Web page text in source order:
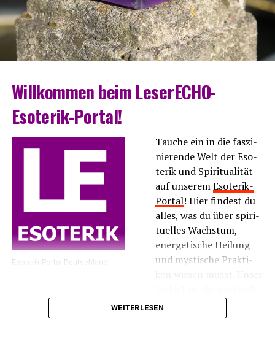
Will­kom­men beim LeserECHO-
Esoterik-Portal!
Eso­te­rik Por­tal Deutschland
Tau­che ein in die fas­zi­
nie­ren­de Welt der Eso­
te­rik und Spi­ri­tua­li­tät
auf unse­remEso­te­rik-
Por­tal! Hier fin­dest du
alles, was du über spi­ri­
tu­el­les Wachs­tum,
ener­ge­ti­sche Hei­lung
und mys­ti­sche Prak­ti­
Infor­ma­tio­nen und
Inspi­ra­tio­nen zu bie­ten, die dir hel­fen, dei­ne inne­re
WEITERLESEN